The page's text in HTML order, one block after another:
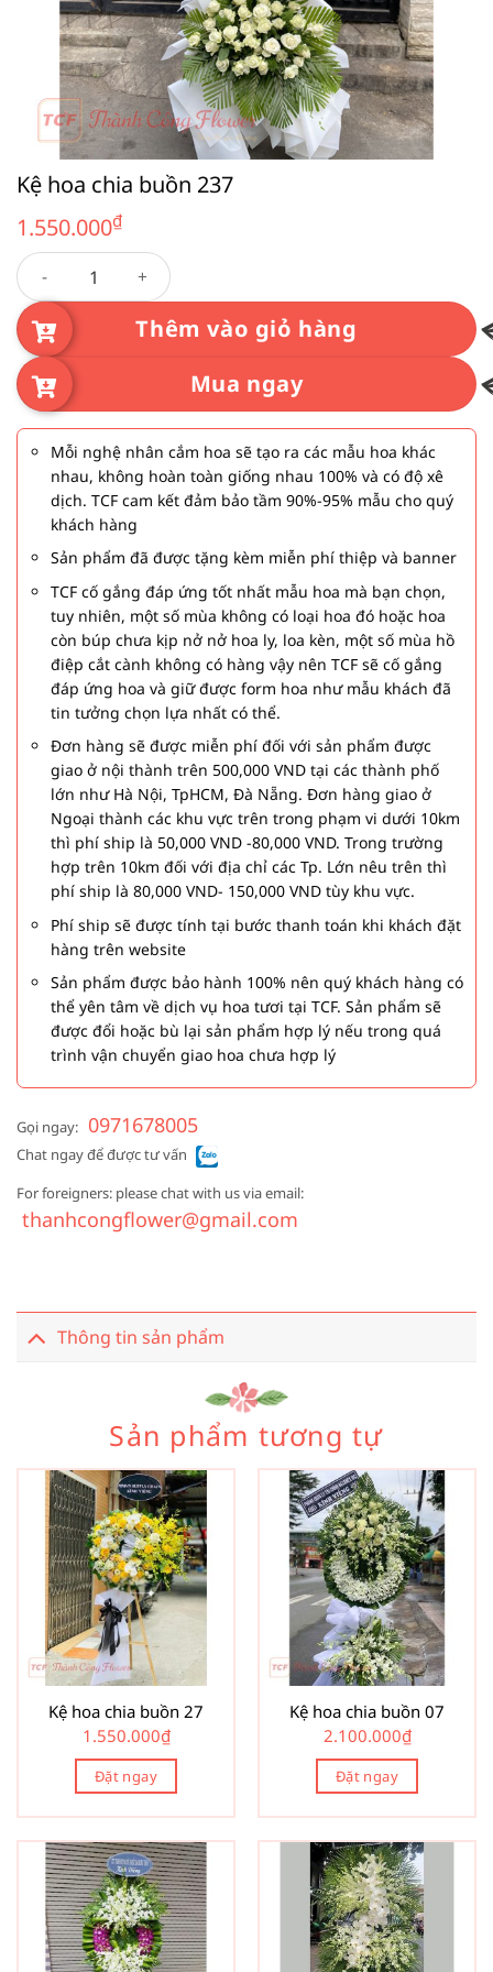
Kệ hoa chia buồn 237
1.550.000₫
Kệ hoa chia buồn 237 số lượng
Thêm vào giỏ hàng
Mua ngay
Mỗi nghệ nhân cắm hoa sẽ tạo ra các mẫu hoa khác
nhau, không hoàn toàn giống nhau 100% và có độ xê
dịch. TCF cam kết đảm bảo tầm 90%-95% mẫu cho quý
khách hàng
Sản phẩm đã được tặng kèm miễn phí thiệp và banner
TCF cố gắng đáp ứng tốt nhất mẫu hoa mà bạn chọn,
tuy nhiên, một số mùa không có loại hoa đó hoặc hoa
còn búp chưa kịp nở nở hoa ly, loa kèn, một số mùa hồ
điệp cắt cành không có hàng vậy nên TCF sẽ cố gắng
đáp ứng hoa và giữ được form hoa như mẫu khách đã
tin tưởng chọn lựa nhất có thể.
Đơn hàng sẽ được miễn phí đối với sản phẩm được
giao ở nội thành trên 500,000 VND tại các thành phố
lớn như Hà Nội, TpHCM, Đà Nẵng. Đơn hàng giao ở
Ngoại thành các khu vực trên trong phạm vi dưới 10km
thì phí ship là 50,000 VND -80,000 VND. Trong trường
hợp trên 10km đối với địa chỉ các Tp. Lớn nêu trên thì
phí ship là 80,000 VND- 150,000 VND tùy khu vực.
Phí ship sẽ được tính tại bước thanh toán khi khách đặt
hàng trên website
Sản phẩm được bảo hành 100% nên quý khách hàng có
thể yên tâm về dịch vụ hoa tươi tại TCF. Sản phẩm sẽ
được đổi hoặc bù lại sản phẩm hợp lý nếu trong quá
trình vận chuyển giao hoa chưa hợp lý
Gọi ngay: 0971678005
Chat ngay để được tư vấn
For foreigners: please chat with us via email:
thanhcongflower@gmail.com
Thông tin sản phẩm
Sản phẩm tương tự
Kệ hoa chia buồn 27
1.550.000₫
Đặt ngay
Kệ hoa chia buồn 07
2.100.000₫
Đặt ngay